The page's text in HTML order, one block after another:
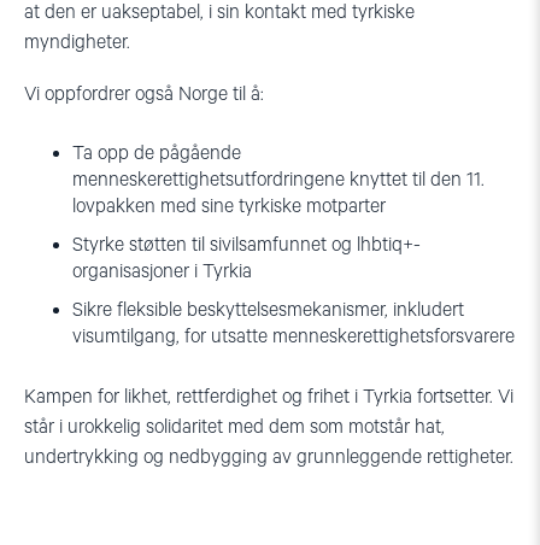
at den er uakseptabel, i sin kontakt med tyrkiske
myndigheter.
Vi oppfordrer også Norge til å:
Ta opp de pågående
menneskerettighetsutfordringene knyttet til den 11.
lovpakken med sine tyrkiske motparter
Styrke støtten til sivilsamfunnet og lhbtiq+-
organisasjoner i Tyrkia
Sikre fleksible beskyttelsesmekanismer, inkludert
visumtilgang, for utsatte menneskerettighetsforsvarere
Kampen for likhet, rettferdighet og frihet i Tyrkia fortsetter. Vi
står i urokkelig solidaritet med dem som motstår hat,
undertrykking og nedbygging av grunnleggende rettigheter.